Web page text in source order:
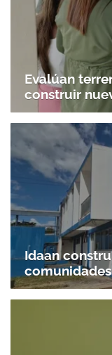
Evalúan
construir
Idaan